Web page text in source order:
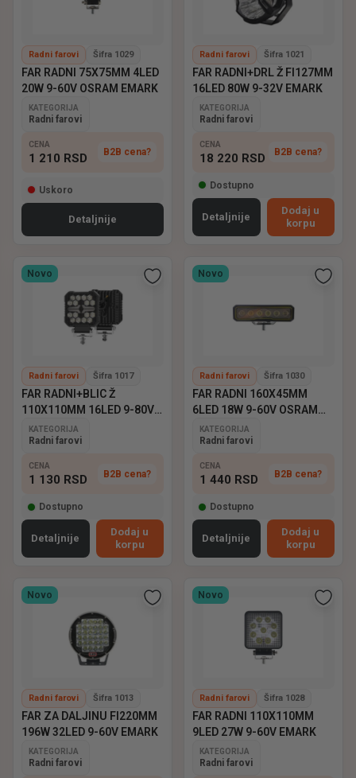
Radni farovi Šifra 1029
FAR RADNI 75X75MM 4LED
20W 9-60V OSRAM EMARK
KATEGORIJA
Radni farovi
CENA
1 210 RSD B2B cena?
Uskoro
Detaljnije
Radni farovi Šifra 1021
FAR RADNI+DRL Ž FI127MM
16LED 80W 9-32V EMARK
KATEGORIJA
Radni farovi
CENA
18 220 RSD B2B cena?
Dostupno
Detaljnije
Dodaj u
korpu
Novo
Radni farovi Šifra 1017
FAR RADNI+BLIC Ž
110X110MM 16LED 9-80V
EMARK
KATEGORIJA
Radni farovi
CENA
1 130 RSD B2B cena?
Dostupno
Detaljnije
Dodaj u
korpu
Novo
Radni farovi Šifra 1030
FAR RADNI 160X45MM
6LED 18W 9-60V OSRAM
EMARK
KATEGORIJA
Radni farovi
CENA
1 440 RSD B2B cena?
Dostupno
Detaljnije
Dodaj u
korpu
Novo
Radni farovi Šifra 1013
FAR ZA DALJINU FI220MM
196W 32LED 9-60V EMARK
KATEGORIJA
Radni farovi
Novo
Radni farovi Šifra 1028
FAR RADNI 110X110MM
9LED 27W 9-60V EMARK
KATEGORIJA
Radni farovi